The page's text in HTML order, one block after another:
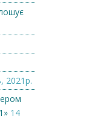
2021р.
14